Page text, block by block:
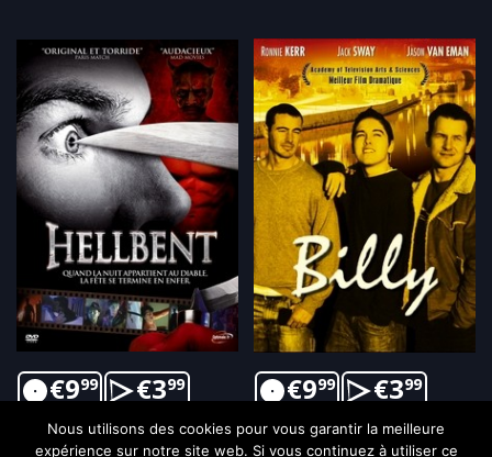
€999 €399 €999 €399
Nous utilisons des cookies pour vous garantir la meilleure
expérience sur notre site web. Si vous continuez à utiliser ce